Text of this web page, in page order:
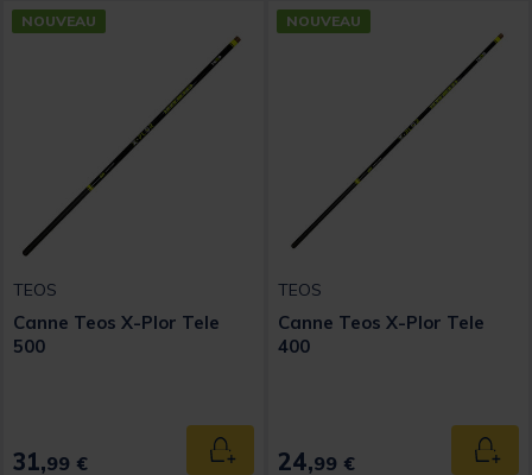
NOUVEAU
TEOS
Canne Teos X-Plor Tele
500
31,99 € Ajouter au panier
NOUVEAU
TEOS
Canne Teos X-Plor Tele
400
24,99 €